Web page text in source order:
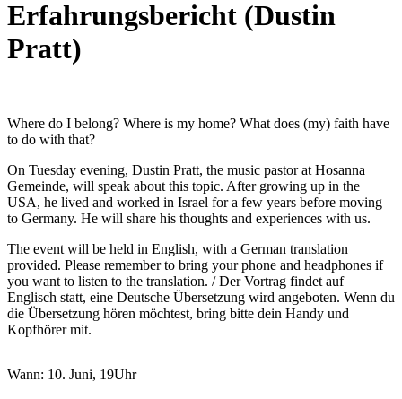
Erfahrungsbericht (Dustin
Pratt)
Where do I belong? Where is my home? What does (my) faith have
to do with that?
On Tuesday evening, Dustin Pratt, the music pastor at Hosanna
Gemeinde, will speak about this topic. After growing up in the
USA, he lived and worked in Israel for a few years before moving
to Germany. He will share his thoughts and experiences with us.
The event will be held in English, with a German translation
provided. Please remember to bring your phone and headphones if
you want to listen to the translation. / Der Vortrag findet auf
Englisch statt, eine Deutsche Übersetzung wird angeboten. Wenn du
die Übersetzung hören möchtest, bring bitte dein Handy und
Kopfhörer mit.
Wann: 10. Juni, 19Uhr